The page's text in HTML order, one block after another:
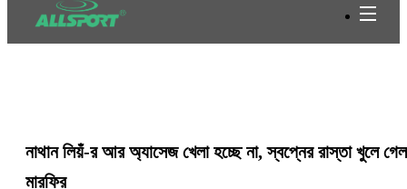
নাথান লিয়ঁ-র আর অ্যাসেজ খেলা হচ্ছে না, স্বপ্নের রাস্তা খুলে গেল
মারফির